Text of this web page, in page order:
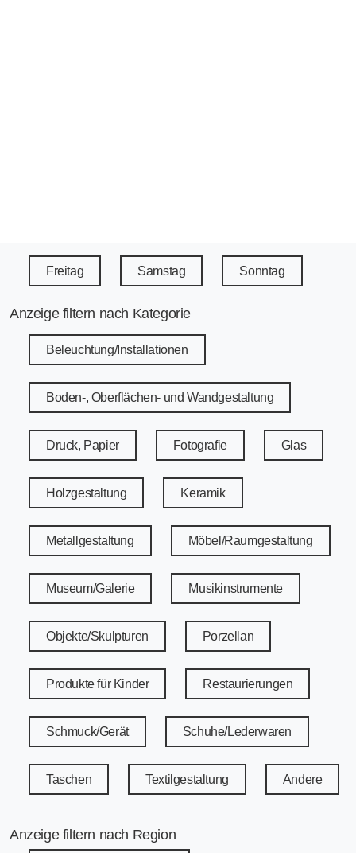
Freitag Samstag Sonntag
Anzeige filtern nach Kategorie
Beleuchtung/Installationen
Boden-, Oberflächen- und Wandgestaltung
Druck, Papier Fotografie Glas
Holzgestaltung Keramik
Metallgestaltung Möbel/Raumgestaltung
Museum/Galerie Musikinstrumente
Objekte/Skulpturen Porzellan
Produkte für Kinder Restaurierungen
Schmuck/Gerät Schuhe/Lederwaren
Taschen Textilgestaltung Andere
Anzeige filtern nach Region